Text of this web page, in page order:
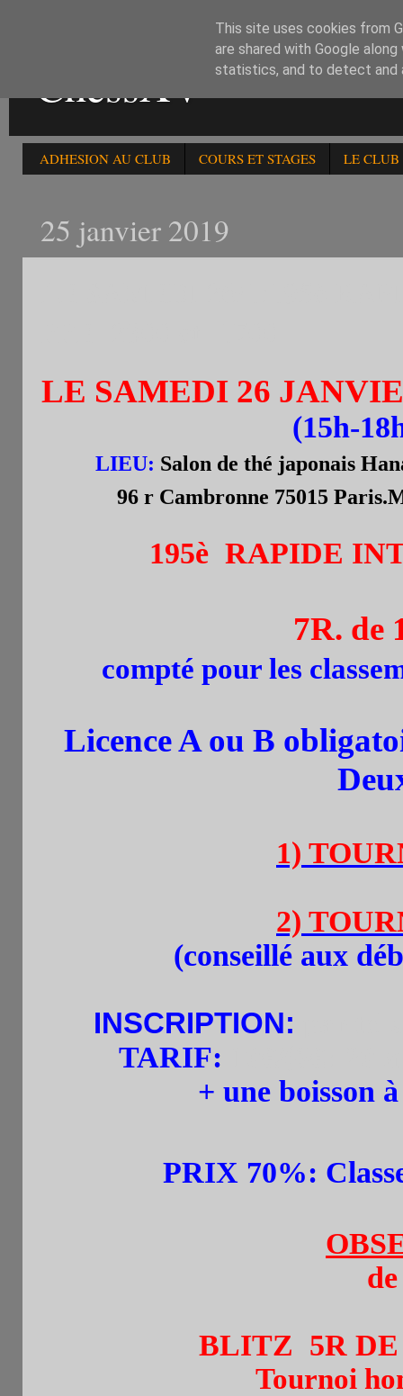
ChessXV
ADHESION AU CLUB COURS ET STAGES LE CLUB
25 janvier 2019
LE SAMEDI 26
(15h-
LIEU: Salon de thé japonais
96 r Cambronne 75015
195è RAPIDE
7R. de
compté pour les
Licence A ou B
1)
2)
(conseillé aux
INSCRIPTION:
TARIF:
+ une boisson
PRIX 70%:
BLITZ 5R DE
Tournoi
This site uses cookies from
are shared with Google
statistics, and to detect and